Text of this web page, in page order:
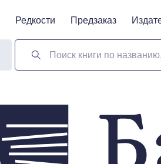
Поиск книги по
Предзаказ
Редкости Предзаказ
Редкости